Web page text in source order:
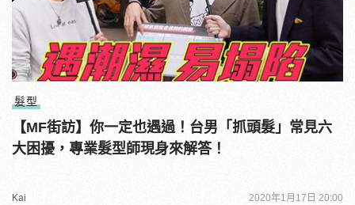
髮型
【MF街訪】你一定也遇過！台男「抓頭髮」常見六
大困擾，專業髮型師現身來解答！
Kai 2020年1月17日 20:00